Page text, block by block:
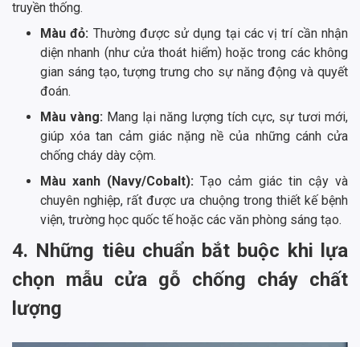
truyền thống.
Màu đỏ: Thường được sử dụng tại các vị trí cần nhận
diện nhanh (như cửa thoát hiểm) hoặc trong các không
gian sáng tạo, tượng trưng cho sự năng động và quyết
đoán.
Màu vàng: Mang lại năng lượng tích cực, sự tươi mới,
giúp xóa tan cảm giác nặng nề của những cánh cửa
chống cháy dày cộm.
Màu xanh (Navy/Cobalt): Tạo cảm giác tin cậy và
chuyên nghiệp, rất được ưa chuộng trong thiết kế bệnh
viện, trường học quốc tế hoặc các văn phòng sáng tạo.
4. Những tiêu chuẩn bắt buộc khi lựa
chọn mẫu cửa gỗ chống cháy chất
lượng